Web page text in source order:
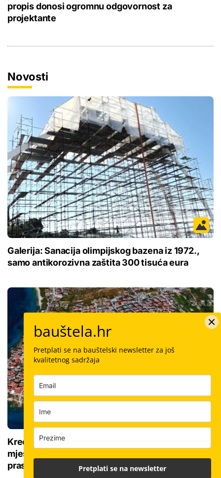
propis donosi ogromnu odgovornost za
projektante
Novosti
Galerija: Sanacija olimpijskog bazena iz 1972.,
samo antikorozivna zaštita 300 tisuća eura
Kreće istraživanje sondama pod morem: U
mjestu već pronađeni helenistički bedemi i
prastara crkva
bauštela.hr
Pretplati se na bauštelski newsletter za još
kvalitetnog sadržaja
Pretplati se na newsletter